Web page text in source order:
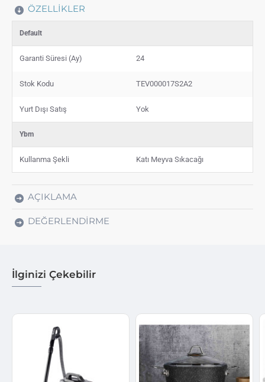
ÖZELLIKLER
Default
Garanti Süresi (Ay) 24
Stok Kodu TEV000017S2A2
Yurt Dışı Satış Yok
Ybm
Kullanma Şekli Katı Meyva Sıkacağı
AÇIKLAMA
DEĞERLENDIRME
İlginizi Çekebilir